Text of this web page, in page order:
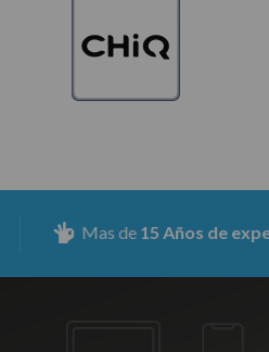
Mas de15 Años de